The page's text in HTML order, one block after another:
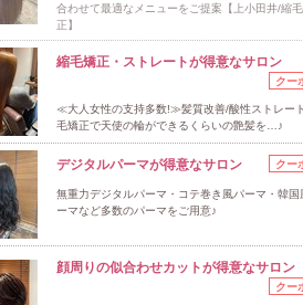
合わせて最適なメニューをご提案【上小田井/縮
正】
縮毛矯正・ストレートが得意なサロン
クー
≪大人女性の支持多数!≫髪質改善/酸性ストレー
毛矯正で天使の輪ができるくらいの艶髪を…♪
デジタルパーマが得意なサロン クー
無重力デジタルパーマ・コテ巻き風パーマ・韓国
ーマなど多数のパーマをご用意♪
顔周りの似合わせカットが得意なサロン
クー